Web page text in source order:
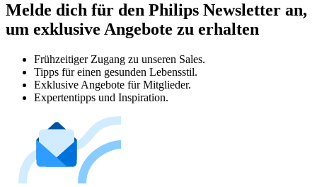
Melde dich für den Philips Newsletter an,
um exklusive Angebote zu erhalten
Frühzeitiger Zugang zu unseren Sales.
Tipps für einen gesunden Lebensstil.
Exklusive Angebote für Mitglieder.
Expertentipps und Inspiration.